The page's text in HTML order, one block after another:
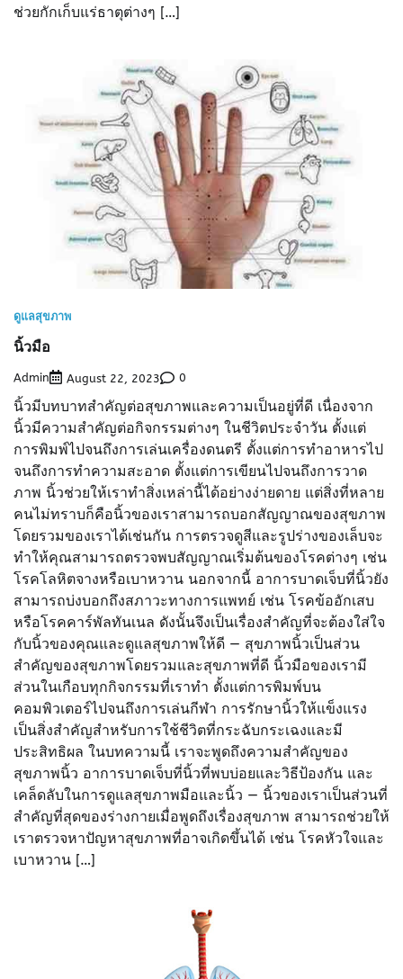
ช่วยกักเก็บแร่ธาตุต่างๆ […]
ดูแลสุขภาพ
นิ้วมือ
Admin August 22, 2023 0
นิ้วมีบทบาทสำคัญต่อสุขภาพและความเป็นอยู่ที่ดี เนื่องจาก
นิ้วมีความสำคัญต่อกิจกรรมต่างๆ ในชีวิตประจำวัน ตั้งแต่
การพิมพ์ไปจนถึงการเล่นเครื่องดนตรี ตั้งแต่การทำอาหารไป
จนถึงการทำความสะอาด ตั้งแต่การเขียนไปจนถึงการวาด
ภาพ นิ้วช่วยให้เราทำสิ่งเหล่านี้ได้อย่างง่ายดาย แต่สิ่งที่หลาย
คนไม่ทราบก็คือนิ้วของเราสามารถบอกสัญญาณของสุขภาพ
โดยรวมของเราได้เช่นกัน การตรวจดูสีและรูปร่างของเล็บจะ
ทำให้คุณสามารถตรวจพบสัญญาณเริ่มต้นของโรคต่างๆ เช่น
โรคโลหิตจางหรือเบาหวาน นอกจากนี้ อาการบาดเจ็บที่นิ้วยัง
สามารถบ่งบอกถึงสภาวะทางการแพทย์ เช่น โรคข้ออักเสบ
หรือโรคคาร์พัลทันเนล ดังนั้นจึงเป็นเรื่องสำคัญที่จะต้องใส่ใจ
กับนิ้วของคุณและดูแลสุขภาพให้ดี — สุขภาพนิ้วเป็นส่วน
สำคัญของสุขภาพโดยรวมและสุขภาพที่ดี นิ้วมือของเรามี
ส่วนในเกือบทุกกิจกรรมที่เราทำ ตั้งแต่การพิมพ์บน
คอมพิวเตอร์ไปจนถึงการเล่นกีฬา การรักษานิ้วให้แข็งแรง
เป็นสิ่งสำคัญสำหรับการใช้ชีวิตที่กระฉับกระเฉงและมี
ประสิทธิผล ในบทความนี้ เราจะพูดถึงความสำคัญของ
สุขภาพนิ้ว อาการบาดเจ็บที่นิ้วที่พบบ่อยและวิธีป้องกัน และ
เคล็ดลับในการดูแลสุขภาพมือและนิ้ว — นิ้วของเราเป็นส่วนที่
สำคัญที่สุดของร่างกายเมื่อพูดถึงเรื่องสุขภาพ สามารถช่วยให้
เราตรวจหาปัญหาสุขภาพที่อาจเกิดขึ้นได้ เช่น โรคหัวใจและ
เบาหวาน […]